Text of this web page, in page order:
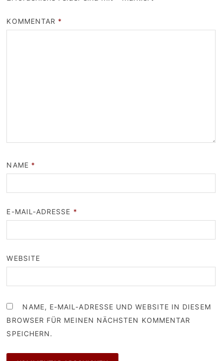
KOMMENTAR *
NAME *
E-MAIL-ADRESSE *
WEBSITE
NAME, E-MAIL-ADRESSE UND WEBSITE IN DIESEM
BROWSER FÜR MEINEN NÄCHSTEN KOMMENTAR
SPEICHERN.